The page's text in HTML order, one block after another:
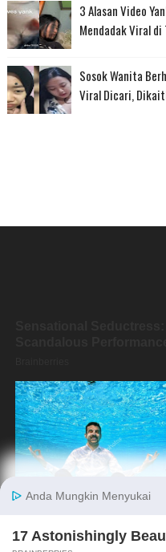
3 Alasan Video
Mendadak Viral
Sosok Wanita
Viral Dicari,